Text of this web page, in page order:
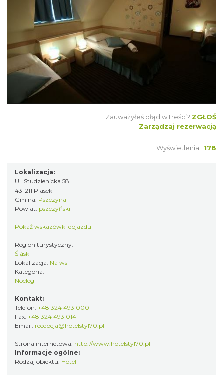
Zauważyłeś błąd w treści? ZGŁOŚ
Zarządzaj rezerwacją
Wyświetlenia: 178
Lokalizacja:
Ul. Studzienicka 58
43-211 Piasek
Gmina: Pszczyna
Powiat: pszczyński
Pokaż wskazówki dojazdu
Region turystyczny:
Śląsk
Lokalizacja: Na wsi
Kategoria:
Noclegi
Kontakt:
Telefon: +48 324 493 000
Fax: +48 324 493 014
Email: recepcja@hotelstyl70.pl
Strona internetowa: http://www.hotelstyl70.pl
Informacje ogólne:
Rodzaj obiektu: Hotel